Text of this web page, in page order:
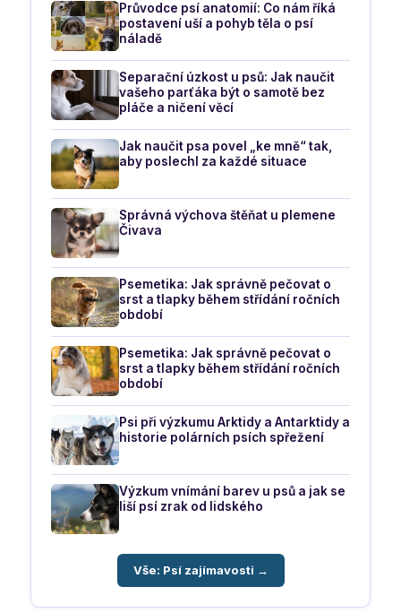
Průvodce psí anatomií: Co nám říká
postavení uší a pohyb těla o psí
náladě
Separační úzkost u psů: Jak naučit
vašeho parťáka být o samotě bez
pláče a ničení věcí
Jak naučit psa povel „ke mně“ tak,
aby poslechl za každé situace
Správná výchova štěňat u plemene
Čivava
Psemetika: Jak správně pečovat o
srst a tlapky během střídání ročních
období
Psemetika: Jak správně pečovat o
srst a tlapky během střídání ročních
období
Psi při výzkumu Arktidy a Antarktidy a
historie polárních psích spřežení
Výzkum vnímání barev u psů a jak se
liší psí zrak od lidského
Vše: Psí zajímavosti →